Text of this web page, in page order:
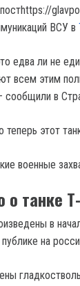
ВСУ в
едва ли не
всем этим
в
этот
военные
о танке
в
на